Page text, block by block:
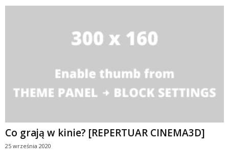
Co grają w kinie? [REPERTUAR CINEMA3D]
25 września 2020